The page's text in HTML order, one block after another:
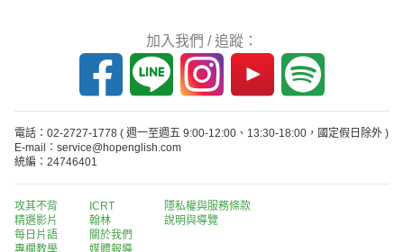
加入我們 / 追蹤：
電話：02-2727-1778 ( 週一至週五 9:00-12:00、13:30-18:00，國定假日除外 )
E-mail：service@hopenglish.com
統編：24746401
攻其不背
精選影片
每日片語
專欄教學
ICRT
翰林
關於我們
媒體報導
隱私權與服務條款
說明與導覽